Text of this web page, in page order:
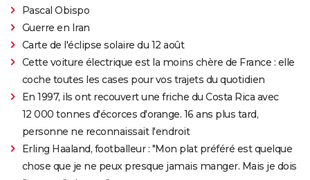
Pascal Obispo
Guerre en Iran
Carte de l'éclipse solaire du 12 août
Cette voiture électrique est la moins chère de France : elle
coche toutes les cases pour vos trajets du quotidien
En 1997, ils ont recouvert une friche du Costa Rica avec
12 000 tonnes d'écorces d'orange. 16 ans plus tard,
personne ne reconnaissait l'endroit
Erling Haaland, footballeur : "Mon plat préféré est quelque
chose que je ne peux presque jamais manger. Mais je dois